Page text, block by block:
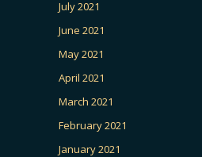
July 2021
June 2021
May 2021
April 2021
March 2021
February 2021
January 2021